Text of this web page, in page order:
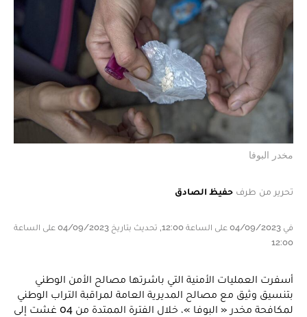
مخدر البوفا
تحرير من طرف حفيظ الصادق
في 04/09/2023 على الساعة 12:00, تحديث بتاريخ 04/09/2023 على الساعة
12:00
أسفرت العمليات الأمنية التي باشرتها مصالح الأمن الوطني
بتنسيق وثيق مع مصالح المديرية العامة لمراقبة التراب الوطني
لمكافحة مخدر « البوفا »، خلال الفترة الممتدة من 04 غشت إلى